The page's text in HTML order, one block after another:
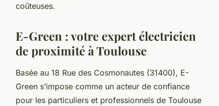
coûteuses.
E-Green : votre expert électricien
de proximité à Toulouse
Basée au 18 Rue des Cosmonautes (31400), E-
Green s’impose comme un acteur de confiance
pour les particuliers et professionnels de Toulouse